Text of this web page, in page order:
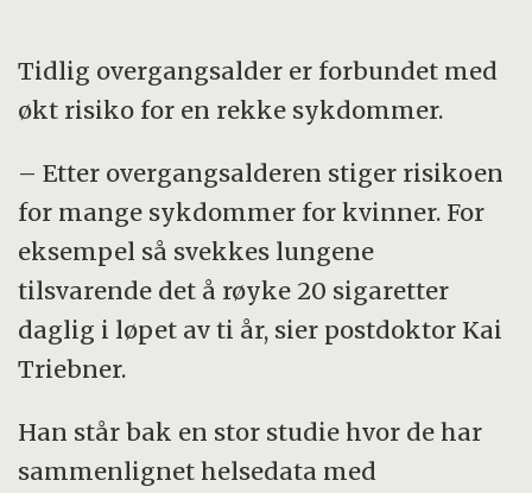
Tidlig overgangsalder er forbundet med
økt risiko for en rekke sykdommer.
– Etter overgangsalderen stiger risikoen
for mange sykdommer for kvinner. For
eksempel så svekkes lungene
tilsvarende det å røyke 20 sigaretter
daglig i løpet av ti år, sier postdoktor Kai
Triebner.
Han står bak en stor studie hvor de har
sammenlignet helsedata med